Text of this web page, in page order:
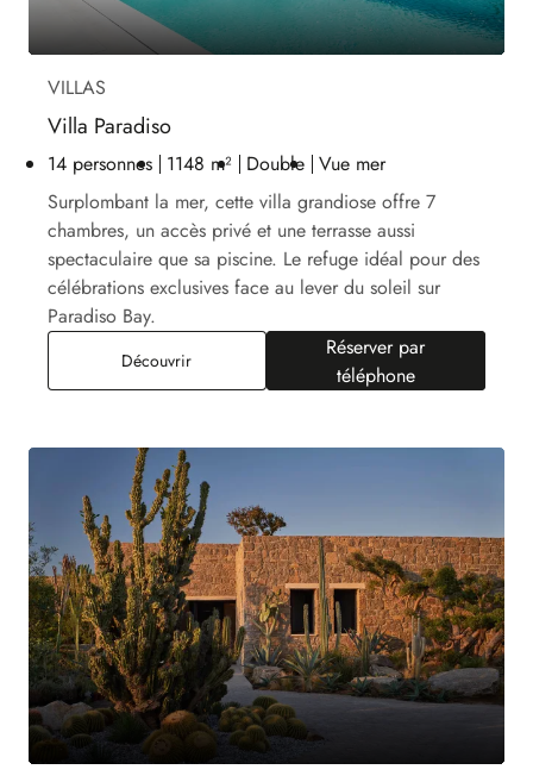
VILLAS
Villa Paradiso
14 personnes 1148 m² Double Vue mer
Surplombant la mer, cette villa grandiose offre 7
chambres, un accès privé et une terrasse aussi
spectaculaire que sa piscine. Le refuge idéal pour des
célébrations exclusives face au lever du soleil sur
Paradiso Bay.
DécouvrirVilla Paradiso
Réserver par
téléphone